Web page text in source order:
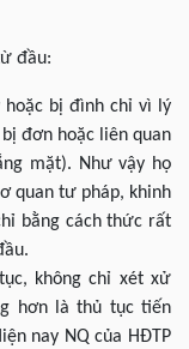
đầu:
hoặc bị đình chỉ vì lý
đơn hoặc liên quan
mặt). Như vậy họ
quan tư pháp, khinh
bằng cách thức rất
không chỉ xét xử
hơn là thủ tục tiến
nay NQ của HĐTP